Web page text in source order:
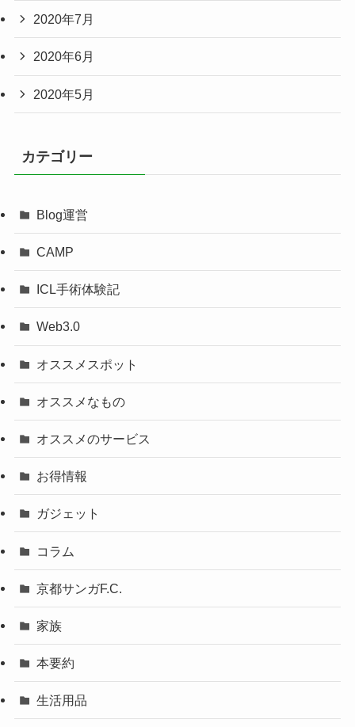
2020年7月
2020年6月
2020年5月
カテゴリー
Blog運営
CAMP
ICL手術体験記
Web3.0
オススメスポット
オススメなもの
オススメのサービス
お得情報
ガジェット
コラム
京都サンガF.C.
家族
本要約
生活用品